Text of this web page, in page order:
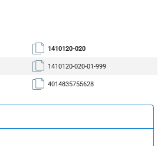
1410120-020
1410120-020-01-999
4014835755628